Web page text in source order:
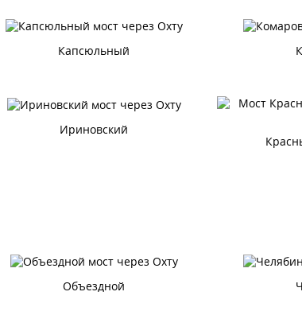
Капсюльный
Ириновский
Объездной